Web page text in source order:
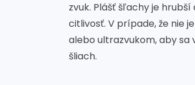
zvuk. Plášť šľachy je
citlivosť. V prípade, že nie
alebo ultrazvukom, aby sa
šliach.